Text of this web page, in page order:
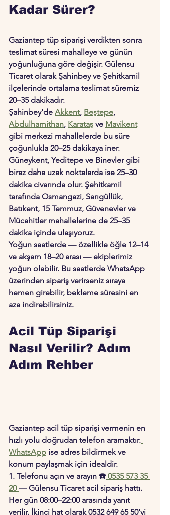
Kadar Sürer?
Gaziantep tüp siparişi verdikten sonra
teslimat süresi mahalleye ve günün
yoğunluğuna göre değişir. Gülensu
Ticaret olarak Şahinbey ve Şehitkamil
ilçelerinde ortalama teslimat süremiz
20–35 dakikadır.
Şahinbey'de Akkent, Beştepe,
Abdulhamithan, Karataş ve Mavikent
gibi merkezi mahallelerde bu süre
çoğunlukla 20–25 dakikaya iner.
Güneykent, Yeditepe ve Binevler gibi
biraz daha uzak noktalarda ise 25–30
dakika civarında olur. Şehitkamil
tarafında Osmangazi, Sarıgüllük,
Batıkent, 15 Temmuz, Güvenevler ve
Mücahitler mahallelerine de 25–35
dakika içinde ulaşıyoruz.
Yoğun saatlerde — özellikle öğle 12–14
ve akşam 18–20 arası — ekiplerimiz
yoğun olabilir. Bu saatlerde WhatsApp
üzerinden sipariş verirseniz sıraya
hemen girebilir, bekleme süresini en
aza indirebilirsiniz.
Acil Tüp Siparişi
Nasıl Verilir? Adım
Adım Rehber
Gaziantep acil tüp siparişi vermenin en
hızlı yolu doğrudan telefon aramaktır.
WhatsApp ise adres bildirmek ve
konum paylaşmak için idealdir.
1. Telefonu açın ve arayın ☎️ 0535 573 35
20 — Gülensu Ticaret acil sipariş hattı.
Her gün 08:00–22:00 arasında yanıt
verilir. İkinci hat olarak 0532 649 65 50'yi